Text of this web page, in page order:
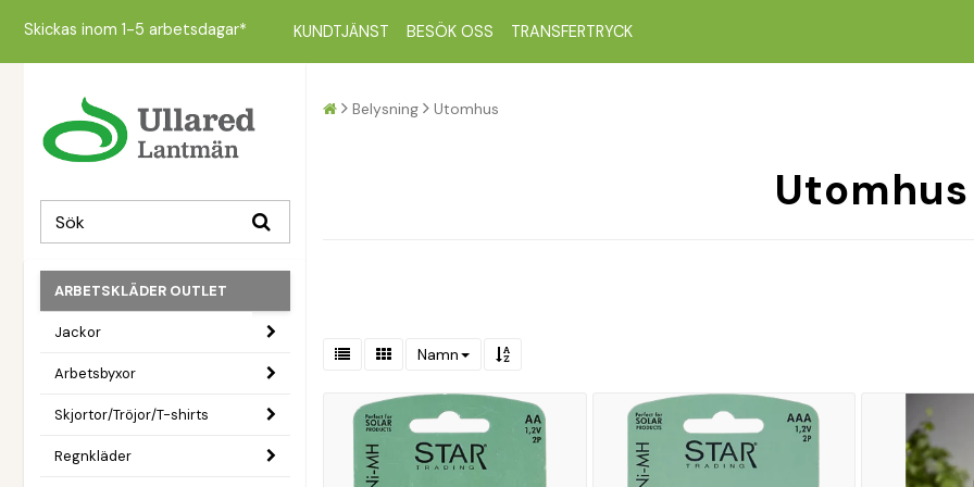
Skickas inom 1-5 arbetsdagar* KUNDTJÄNST BESÖK OSS TRANSFERTRYCK
ARBETSKLÄDER OUTLET
Jackor
Arbetsbyxor
Skjortor/Tröjor/T-shirts
Regnkläder
Belysning Utomhus
Utomhus
Namn